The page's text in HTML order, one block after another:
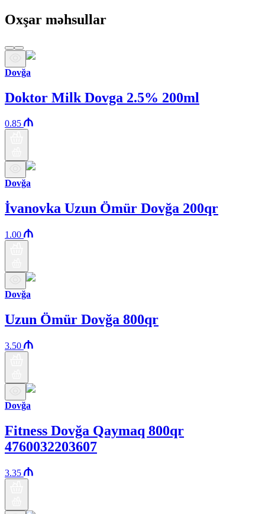
Oxşar məhsullar
Dovğa
Doktor Milk Dovga 2.5% 200ml
0.85
Dovğa
İvanovka Uzun Ömür Dovğa 200qr
1.00
Dovğa
Uzun Ömür Dovğa 800qr
3.50
Dovğa
Fitness Dovğa Qaymaq 800qr
4760032203607
3.35